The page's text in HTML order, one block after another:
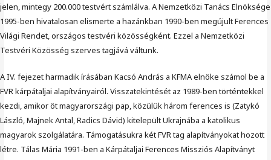
jelen, mintegy 200.000 testvért számlálva. A Nemzetközi Tanács Elnöksége
1995-ben hivatalosan elismerte a hazánkban 1990-ben megújult Ferences
Világi Rendet, országos testvéri közösségként. Ezzel a Nemzetközi
Testvéri Közösség szerves tagjává váltunk.
A IV. fejezet harmadik írásában Kacsó András a KFMA elnöke számol be a
FVR kárpátaljai alapítványairól. Visszatekintését az 1989-ben történtekkel
kezdi, amikor öt magyarországi pap, közülük három ferences is (Zatykó
László, Majnek Antal, Radics Dávid) kitelepült Ukrajnába a katolikus
magyarok szolgálatára. Támogatásukra két FVR tag alapítványokat hozott
létre. Tálas Mária 1991-ben a Kárpátaljai Ferences Missziós Alapítványt